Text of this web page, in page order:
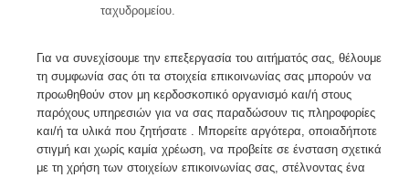
ταχυδρομείου.
Για να συνεχίσουμε την επεξεργασία του αιτήματός σας, θέλουμε
τη συμφωνία σας ότι τα στοιχεία επικοινωνίας σας μπορούν να
προωθηθούν στον μη κερδοσκοπικό οργανισμό και/ή στους
παρόχους υπηρεσιών για να σας παραδώσουν τις πληροφορίες
και/ή τα υλικά που ζητήσατε . Μπορείτε αργότερα, οποιαδήποτε
στιγμή και χωρίς καμία χρέωση, να προβείτε σε ένσταση σχετικά
με τη χρήση των στοιχείων επικοινωνίας σας, στέλνοντας ένα